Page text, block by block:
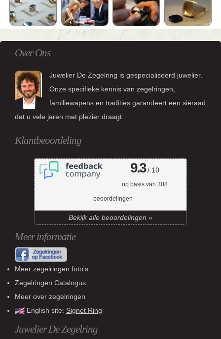
Over Ons
Juwelier De Zegelring is gespecialiseerd juwelier.
Onze specifieke kennis van zegelringen,
familiewapens en tradities garandeert een sieraad
dat u vele jaren met plezier draagt.
Klantbeoordeling
9.3/ 10
op basis van 308
beoordelingen
Bekijk alle beoordelingen »
Meer informatie
Meer zegelringen foto's
Zegelringen Catalogus
Meer over zegelringen
English site: Signet Ring
Juwelier De Zegelring